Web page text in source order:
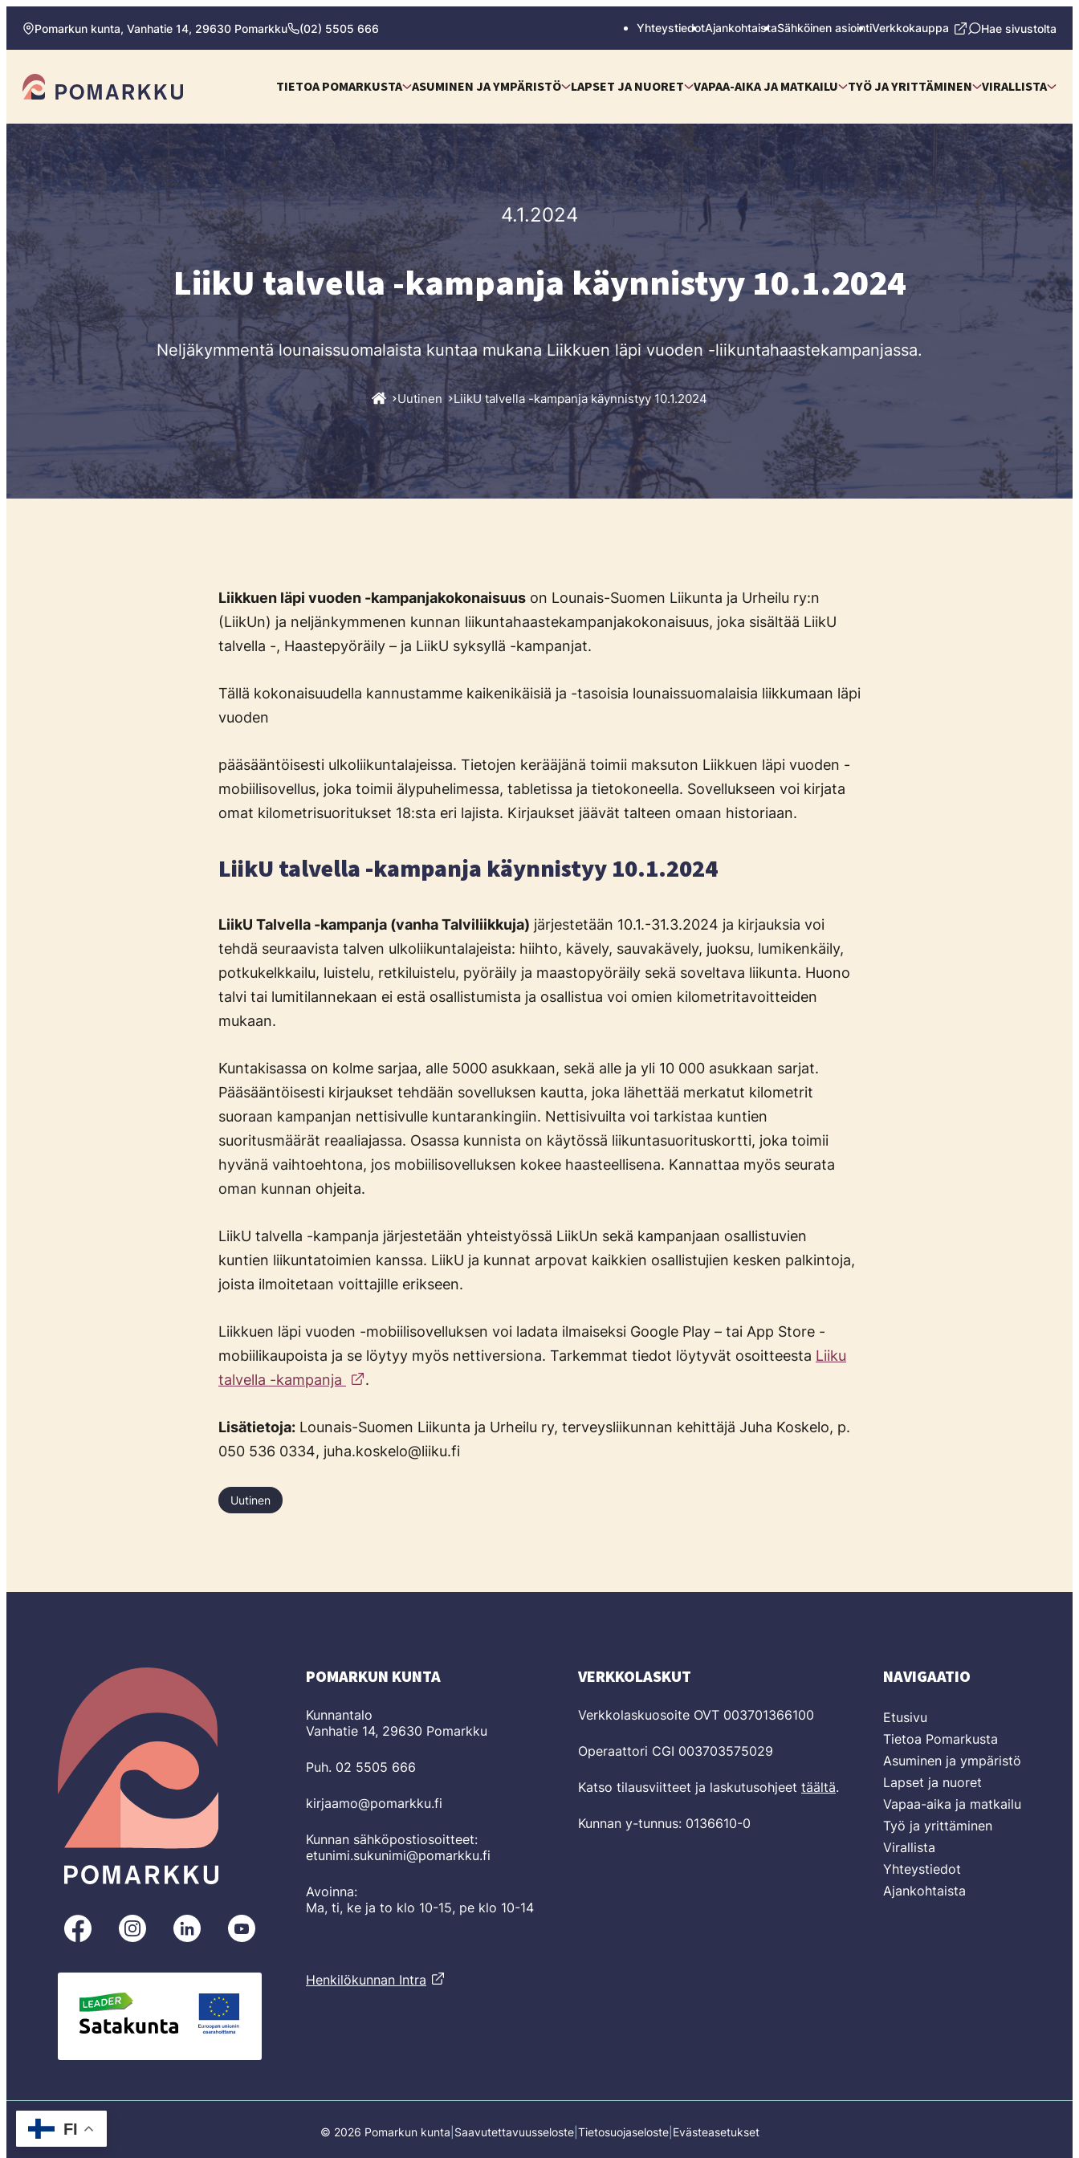
Siirry
suoraan
sisältöön
Pomarkun kunta, Vanhatie 14, 29630 Pomarkku (02) 5505 666 YhteystiedotAjankohtaistaSähköinen asiointiVerkkokauppa Hae sivustolta
Pomarkun kunta
kotipaikka
sinulle.
TIETOA POMARKUSTA ASUMINEN JA YMPÄRISTÖ LAPSET JA NUORET VAPAA-AIKA JA MATKAILU TYÖ JA YRITTÄMINEN VIRALLISTA
4.1.2024
LiikU talvella -kampanja käynnistyy 10.1.2024
Neljäkymmentä lounaissuomalaista kuntaa mukana Liikkuen läpi vuoden -liikuntahaastekampanjassa.
Uutinen LiikU talvella -kampanja käynnistyy 10.1.2024
Liikkuen läpi vuoden -kampanjakokonaisuus on Lounais-Suomen Liikunta ja Urheilu ry:n
(LiikUn) ja neljänkymmenen kunnan liikuntahaastekampanjakokonaisuus, joka sisältää LiikU
talvella -, Haastepyöräily – ja LiikU syksyllä -kampanjat.
Tällä kokonaisuudella kannustamme kaikenikäisiä ja -tasoisia lounaissuomalaisia liikkumaan läpi
vuoden
pääsääntöisesti ulkoliikuntalajeissa. Tietojen kerääjänä toimii maksuton Liikkuen läpi vuoden -
mobiilisovellus, joka toimii älypuhelimessa, tabletissa ja tietokoneella. Sovellukseen voi kirjata
omat kilometrisuoritukset 18:sta eri lajista. Kirjaukset jäävät talteen omaan historiaan.
LiikU talvella -kampanja käynnistyy 10.1.2024
LiikU Talvella -kampanja (vanha Talviliikkuja) järjestetään 10.1.-31.3.2024 ja kirjauksia voi
tehdä seuraavista talven ulkoliikuntalajeista: hiihto, kävely, sauvakävely, juoksu, lumikenkäily,
potkukelkkailu, luistelu, retkiluistelu, pyöräily ja maastopyöräily sekä soveltava liikunta. Huono
talvi tai lumitilannekaan ei estä osallistumista ja osallistua voi omien kilometritavoitteiden
mukaan.
Kuntakisassa on kolme sarjaa, alle 5000 asukkaan, sekä alle ja yli 10 000 asukkaan sarjat.
Pääsääntöisesti kirjaukset tehdään sovelluksen kautta, joka lähettää merkatut kilometrit
suoraan kampanjan nettisivulle kuntarankingiin. Nettisivuilta voi tarkistaa kuntien
suoritusmäärät reaaliajassa. Osassa kunnista on käytössä liikuntasuorituskortti, joka toimii
hyvänä vaihtoehtona, jos mobiilisovelluksen kokee haasteellisena. Kannattaa myös seurata
oman kunnan ohjeita.
LiikU talvella -kampanja järjestetään yhteistyössä LiikUn sekä kampanjaan osallistuvien
kuntien liikuntatoimien kanssa. LiikU ja kunnat arpovat kaikkien osallistujien kesken palkintoja,
joista ilmoitetaan voittajille erikseen.
Liikkuen läpi vuoden -mobiilisovelluksen voi ladata ilmaiseksi Google Play – tai App Store -
mobiilikaupoista ja se löytyy myös nettiversiona. Tarkemmat tiedot löytyvät osoitteesta Liiku
talvella -kampanja
.
Lisätietoja: Lounais-Suomen Liikunta ja Urheilu ry, terveysliikunnan kehittäjä Juha Koskelo, p.
050 536 0334, juha.koskelo@liiku.fi
Uutinen
Pomarkku
Facebookissa
Pomarkku
Instagramissa
Pomarkku
LinkedInissä
POMARKUN KUNTA
Kunnantalo
Vanhatie 14, 29630 Pomarkku
Puh. 02 5505 666
kirjaamo@pomarkku.fi
Kunnan sähköpostiosoitteet:
etunimi.sukunimi@pomarkku.fi
Avoinna:
Ma, ti, ke ja to klo 10-15, pe klo 10-14
Henkilökunnan Intra
VERKKOLASKUT
Verkkolaskuosoite OVT 003701366100
Operaattori CGI 003703575029
Katso tilausviitteet ja laskutusohjeet täältä.
Kunnan y-tunnus: 0136610-0
NAVIGAATIO
Etusivu
Tietoa Pomarkusta
Asuminen ja ympäristö
Lapset ja nuoret
Vapaa-aika ja matkailu
Työ ja yrittäminen
Virallista
Yhteystiedot
Ajankohtaista
© 2026 Pomarkun kunta Saavutettavuusseloste Tietosuojaseloste Evästeasetukset
FI